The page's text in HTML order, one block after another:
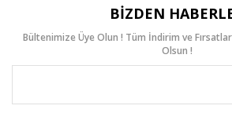
BIZDEN
Bültenimize Üye Olun ! Tüm İndirim ve
Olsun !